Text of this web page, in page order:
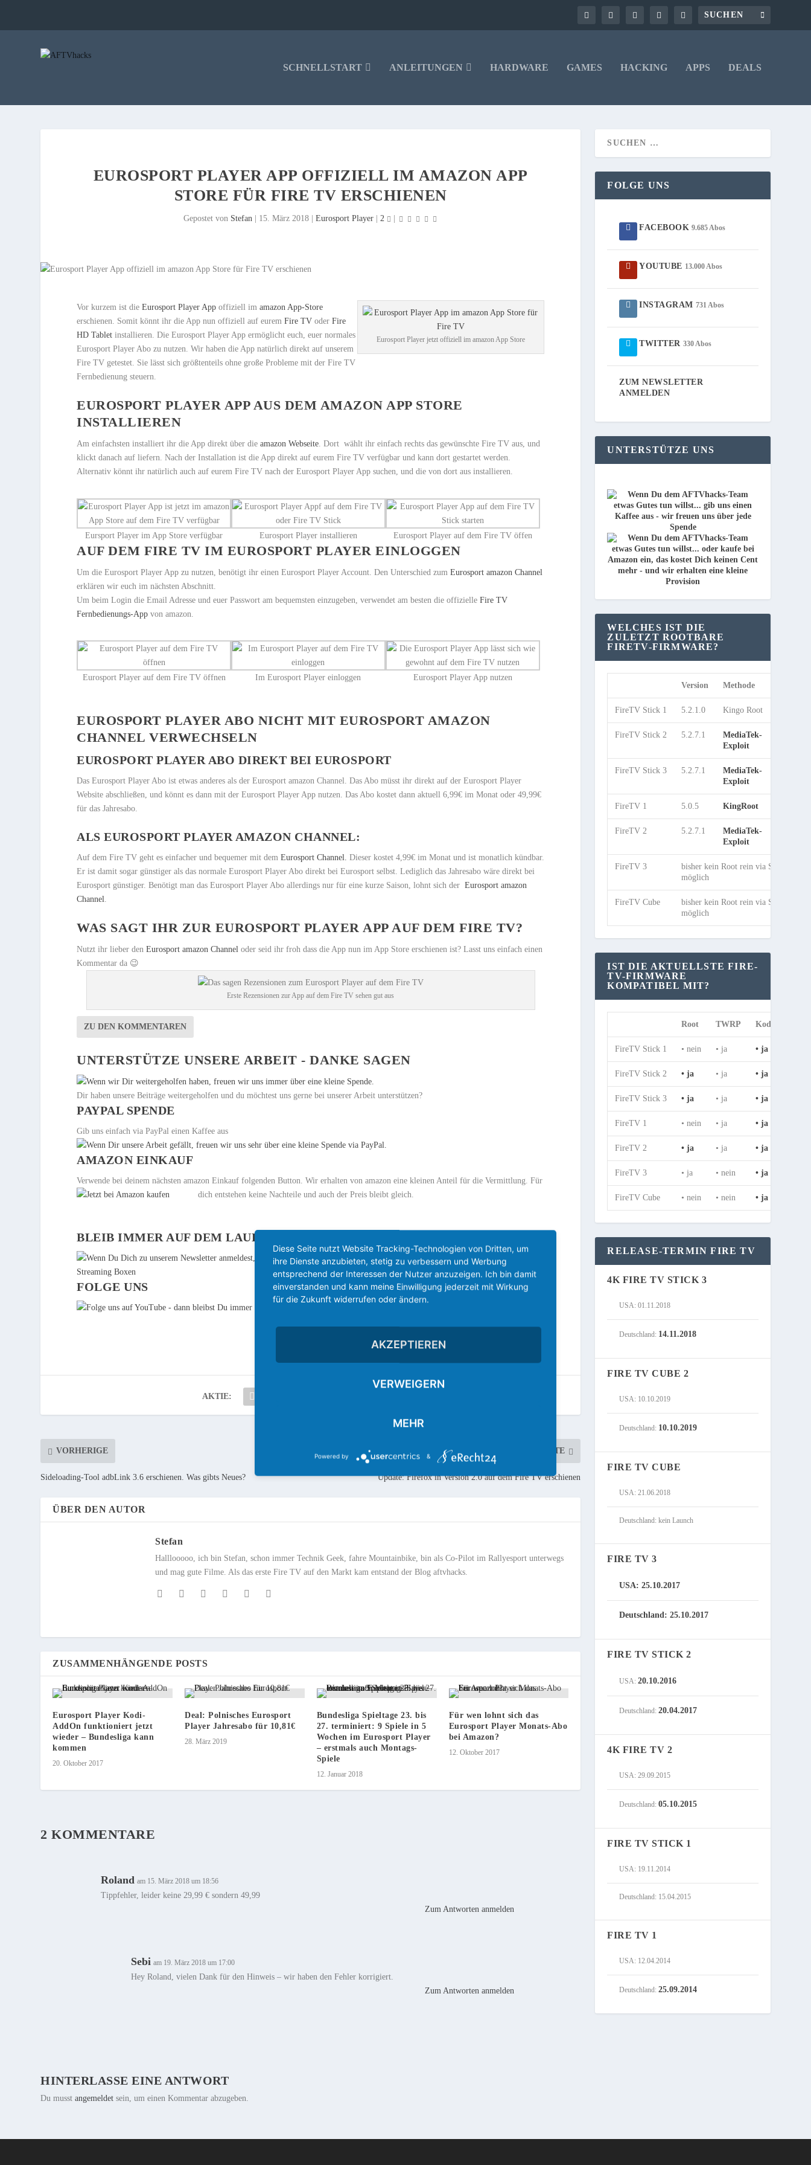
SCHNELLSTART ANLEITUNGEN HARDWARE GAMES HACKING APPS DEALS
EUROSPORT PLAYER APP OFFIZIELL IM AMAZON APP
STORE FÜR FIRE TV ERSCHIENEN
Gepostet von Stefan 15. März 2018 |Eurosport Player |2
Eurosport Player jetzt offiziell im amazon App Store
Vor kurzem ist dieEurosport Player App offiziell imamazon App-Store
erschienen. Somit könnt ihr die App nun offiziell auf euremFire TV oderFire
HD Tablet installieren. Die Eurosport Player App ermöglicht euch, euer normales
Eurosport Player Abo zu nutzen. Wir haben die App natürlich direkt auf unserem
Fire TV getestet. Sie lässt sich größtenteils ohne große Probleme mit der Fire TV
Fernbedienung steuern.
EUROSPORT PLAYER APP AUS DEM AMAZON APP STORE
INSTALLIEREN
Am einfachsten installiert ihr die App direkt über dieamazon Webseite. Dort wählt ihr einfach rechts das gewünschte Fire TV aus, und
klickt danach auf liefern. Nach der Installation ist die App direkt auf eurem Fire TV verfügbar und kann dort gestartet werden.
Alternativ könnt ihr natürlich auch auf eurem Fire TV nach der Eurosport Player App suchen, und die von dort aus installieren.
Eursport Player im App Store verfügbar Eurosport Player installieren Eurosport Player auf dem Fire TV öffen
AUF DEM FIRE TV IM EUROSPORT PLAYER EINLOGGEN
Um die Eurosport Player App zu nutzen, benötigt ihr einen Eurosport Player Account. Den Unterschied zumEurosport amazon Channel
erklären wir euch im nächsten Abschnitt.
Um beim Login die Email Adresse und euer Passwort am bequemsten einzugeben, verwendet am besten die offizielleFire TV
Fernbedienungs-App von amazon.
Eurosport Player auf dem Fire TV öffnen Im Eurosport Player einloggen Eurosport Player App nutzen
EUROSPORT PLAYER ABO NICHT MIT EUROSPORT AMAZON
CHANNEL VERWECHSELN
EUROSPORT PLAYER ABO DIREKT BEI EUROSPORT
Das Eurosport Player Abo ist etwas anderes als der Eurosport amazon Channel. Das Abo müsst ihr direkt auf der Eurosport Player
Website abschließen, und könnt es dann mit der Eurosport Player App nutzen. Das Abo kostet dann aktuell 6,99€ im Monat oder 49,99€
für das Jahresabo.
ALSEUROSPORT PLAYER AMAZON CHANNEL:
Auf dem Fire TV geht es einfacher und bequemer mit demEurosport Channel.
Dieser kostet 4,99€ im Monat und ist monatlich kündbar.
Er ist damit sogar günstiger als das normale Eurosport Player Abo direkt bei Eurosport selbst. Lediglich das Jahresabo wäre direkt bei
Eurosport günstiger. Benötigt man das Eurosport Player Abo allerdings nur für eine kurze Saison, lohnt sich derEurosport amazon
Channel
WAS SAGT IHR ZUR EUROSPORT PLAYER APP AUF DEM FIRE TV?
Nutzt ihr lieber denEurosport amazon Channel oder seid ihr froh dass die App nun im App Store erschienen ist? Lasst uns einfach einen
Kommentar da 😉
Erste Rezensionen zur App auf dem Fire TV sehen gut aus
ZU DEN KOMMENTAREN
UNTERSTÜTZE UNSERE ARBEIT - DANKE SAGEN
Dir haben unsere Beiträge weitergeholfen und du möchtest uns gerne bei unserer Arbeit unterstützen?
PAYPAL SPENDE
Gib uns einfach via PayPal einen Kaffee aus
AMAZON EINKAUF
Verwende bei deinem nächsten amazon Einkauf folgenden Button. Wir erhalten von amazon eine kleinen Anteil für die Vermittlung. Für
dich entstehen keine Nachteile und auch der Preis bleibt gleich.
BLEIB IMMER AUF DEM LAUFENDEN
FOLGE UNS
AKTIE:
VORHERIGE
Sideloading-Tool adbLink 3.6 erschienen. Was gibts Neues?
NÄCHSTE
Update: Firefox in Version 2.0 auf dem Fire TV erschienen
ÜBER DEN AUTOR
Stefan
Halllooooo, ich bin Stefan, schon immer Technik Geek, fahre Mountainbike, bin als Co-Pilot im Rallyesport unterwegs
und mag gute Filme. Als das erste Fire TV auf den Markt kam entstand der Blog aftvhacks.
ZUSAMMENHÄNGENDE POSTS
Eurosport Player Kodi-
AddOn funktioniert jetzt
wieder – Bundesliga kann
kommen
20. Oktober 2017
Deal: Polnisches Eurosport
Player Jahresabo für 10,81€
28. März 2019
Bundesliga Spieltage 23. bis
27. terminiert: 9 Spiele in 5
Wochen im Eurosport Player
– erstmals auch Montags-
Spiele
12. Januar 2018
Für wen lohnt sich das
Eurosport Player Monats-Abo
bei Amazon?
12. Oktober 2017
2 KOMMENTARE
Roland am 15. März 2018 um 18:56
Tippfehler, leider keine 29,99 € sondern 49,99
Zum Antworten anmelden
Sebi am 19. März 2018 um 17:00
Hey Roland, vielen Dank für den Hinweis – wir haben den Fehler korrigiert.
Zum Antworten anmelden
HINTERLASSE EINE ANTWORT
Du musstangemeldet sein, um einen Kommentar abzugeben.
FOLGE UNS
FACEBOOK 9.685 Abos
YOUTUBE 13.000 Abos
INSTAGRAM 731 Abos
TWITTER 330 Abos
ZUM NEWSLETTER
ANMELDEN
UNTERSTÜTZE UNS
WELCHES IST DIE
ZULETZT ROOTBARE
FIRETV-FIRMWARE?
Version Methode
FireTV Stick 1 5.2.1.0 Kingo Root
FireTV Stick 2 5.2.7.1
MediaTek-
Exploit
FireTV Stick 3 5.2.7.1
MediaTek-
Exploit
FireTV 1 5.0.5 KingRoot
FireTV 2 5.2.7.1
MediaTek-
Exploit
FireTV 3
bisher kein Root rein via Software
möglich
FireTV Cube
bisher kein Root rein via Software
möglich
IST DIE AKTUELLSTE FIRE-
TV-FIRMWARE
KOMPATIBEL MIT?
Root TWRP Kodi
FireTV Stick 1 • nein • ja • ja
FireTV Stick 2 • ja • ja • ja
FireTV Stick 3 • ja • ja • ja
FireTV 1 • nein • ja • ja
FireTV 2 • ja • ja • ja
FireTV 3 • ja • nein • ja
FireTV Cube • nein • nein • ja
RELEASE-TERMIN FIRE TV
4K FIRE TV STICK 3
USA: 01.11.2018
Deutschland: 14.11.2018
FIRE TV CUBE 2
USA: 10.10.2019
Deutschland: 10.10.2019
FIRE TV CUBE
USA: 21.06.2018
Deutschland: kein Launch
FIRE TV 3
USA: 25.10.2017
Deutschland: 25.10.2017
FIRE TV STICK 2
USA:20.10.2016
Deutschland:20.04.2017
4K FIRE TV 2
USA: 29.09.2015
Deutschland:05.10.2015
FIRE TV STICK 1
USA: 19.11.2014
Deutschland: 15.04.2015
FIRE TV 1
USA: 12.04.2014
Deutschland:25.09.2014
Diese Seite nutzt Website Tracking-Technologien von Dritten, um
ihre Dienste anzubieten, stetig zu verbessern und Werbung
entsprechend der Interessen der Nutzer anzuzeigen. Ich bin damit
einverstanden und kann meine Einwilligung jederzeit mit Wirkung
für die Zukunft widerrufen oder ändern.
AKZEPTIEREN
VERWEIGERN
MEHR
Powered by &